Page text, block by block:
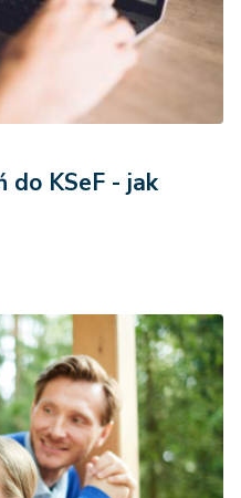
do KSeF - jak